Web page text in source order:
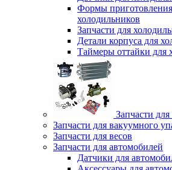
Формы приготовления
холодильников
Запчасти для
Детали корпуса для
Таймеры оттайки для
Запчасти
Запчасти для вакуумного
Запчасти для весов
Запчасти для автомобилей
Датчики для